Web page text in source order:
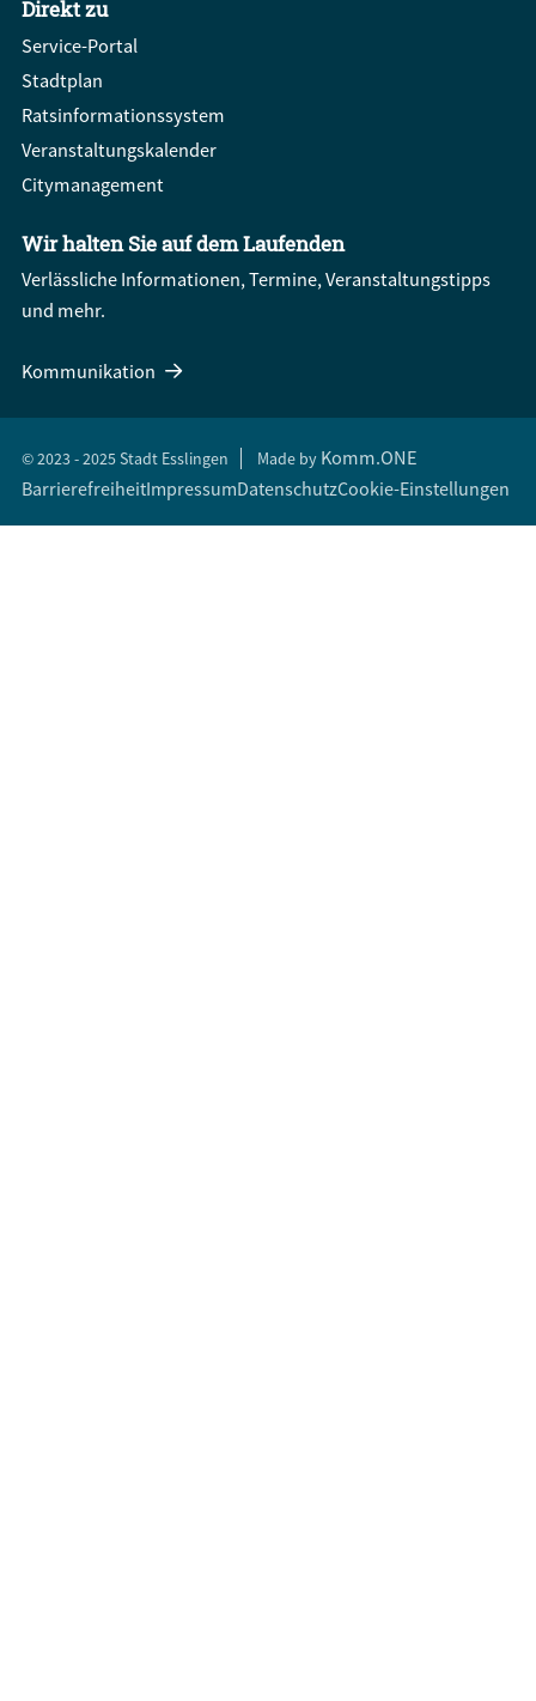
Direkt zu
Service-Portal
Stadtplan
Ratsinformationssystem
Veranstaltungskalender
Citymanagement
Wir halten Sie auf dem Laufenden
Verlässliche Informationen, Termine, Veranstaltungstipps
und mehr.
Kommunikation
© 2023 - 2025 Stadt Esslingen Made by Komm.ONE
BarrierefreiheitImpressumDatenschutzCookie-Einstellungen